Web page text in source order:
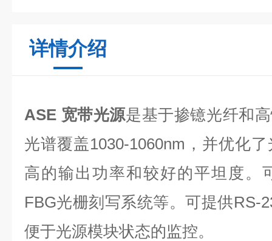
详情介绍
ASE 宽带光源是基于掺镱光纤和
光谱覆盖1030-1060nm，并优化
高的输出功率和较好的平坦度。
FBG光栅刻写系统等。可提供RS-
便于光源模块状态的监控。